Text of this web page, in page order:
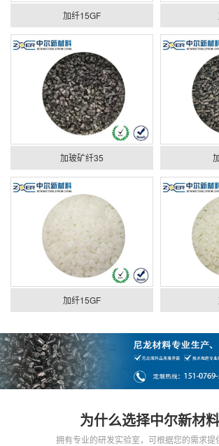
加纤15GF
加玻矿纤35
加纤15GF
为什么选择中尔新材料
拥有专业的研发实验室，可根据您的需求提